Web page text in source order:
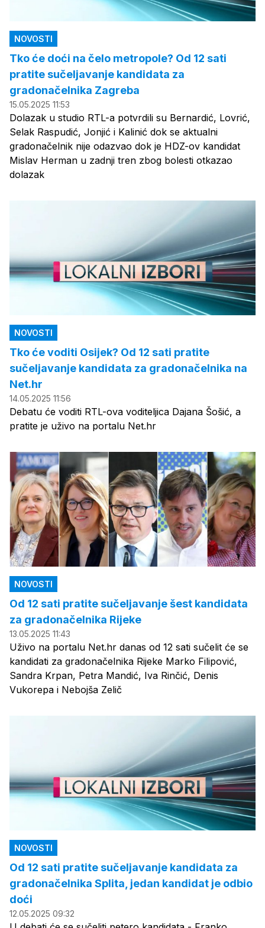
NOVOSTI
Tko će doći na čelo metropole? Od 12 sati
pratite sučeljavanje kandidata za
gradonačelnika Zagreba
15.05.2025 11:53
Dolazak u studio RTL-a potvrdili su Bernardić, Lovrić,
Selak Raspudić, Jonjić i Kalinić dok se aktualni
gradonačelnik nije odazvao dok je HDZ-ov kandidat
Mislav Herman u zadnji tren zbog bolesti otkazao
dolazak
NOVOSTI
Tko će voditi Osijek? Od 12 sati pratite
sučeljavanje kandidata za gradonačelnika na
Net.hr
14.05.2025 11:56
Debatu će voditi RTL-ova voditeljica Dajana Šošić, a
pratite je uživo na portalu Net.hr
NOVOSTI
Od 12 sati pratite sučeljavanje šest kandidata
za gradonačelnika Rijeke
13.05.2025 11:43
Uživo na portalu Net.hr danas od 12 sati sučelit će se
kandidati za gradonačelnika Rijeke Marko Filipović,
Sandra Krpan, Petra Mandić, Iva Rinčić, Denis
Vukorepa i Nebojša Zelič
NOVOSTI
Od 12 sati pratite sučeljavanje kandidata za
gradonačelnika Splita, jedan kandidat je odbio
doći
12.05.2025 09:32